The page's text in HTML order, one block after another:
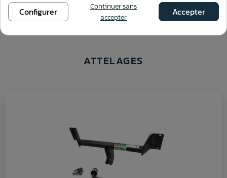
ATTELAGES
Configurer
Continuer sans
accepter
Accepter